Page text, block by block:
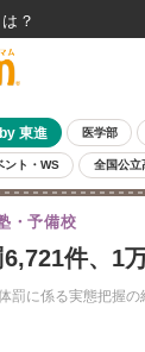
東進 医学部
ント・WS 全国公立
件、1
に係る実態把握の
・予備校